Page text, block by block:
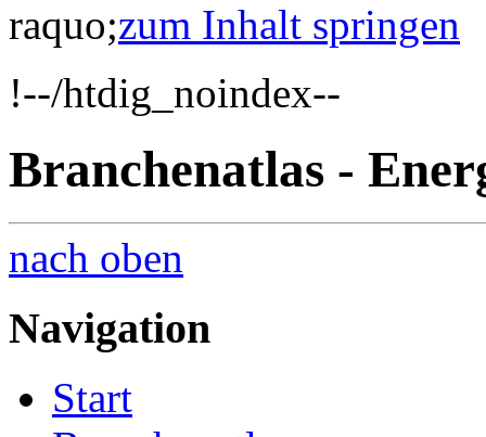
raquo;zum Inhalt springen
!--/htdig_noindex--
Branchenatlas -
nach oben
Navigation
Start